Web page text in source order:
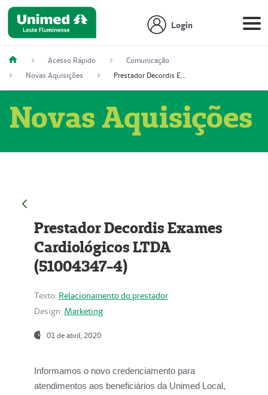
Login
Acesso Rápido
Comunicação
Novas Aquisições
Prestador Decordis Exames Cardiológicos LTDA (51004347-4)
Novas Aquisições
Prestador Decordis Exames
Cardiológicos LTDA
(51004347-4)
Texto: Relacionamento do prestador
Design: Marketing
01 de abril, 2020
Informamos o novo credenciamento para
atendimentos aos beneficiários da Unimed Local,